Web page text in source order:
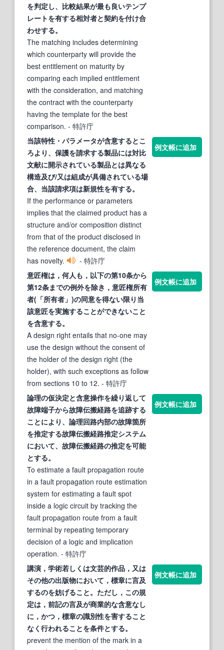
を判定し、比較結果が最も良いテンプ
レートを有する相対者と契約を付け合
わせする。
The matching includes determining
which counterparty will provide the
best entitlement on maturity by
comparing each implied entitlement
with the consideration, and matching
the contract with the counterparty
having the template for the best
comparison. - 特許庁
当該特性・パラメータが含意するとこ
ろより、保護を請求する製品には対比
文献に開示されている製品とは異なる
構造及び/又は組成が具備されている場
合、当該請求項は新規性を有する。
If the performance or parameters
implies that the claimed product has a
structure and/or composition distinct
from that of the product disclosed in
the reference document, the claim
has novelty.
- 特許庁
例文帳に追加
意匠権は，何人も，以下の第10条から
第12条までの例外を除き，意匠権所有
者(「所有者」)の同意を得ない限り当
該意匠を実施することができないこと
を含意する。
A design right entails that no-one may
use the design without the consent of
the holder of the design right (the
holder), with such exceptions as follow
from sections 10 to 12. - 特許庁
例文帳に追加
論理の仮決定と含意操作を繰り返して
故障端子から故障伝搬経路を追跡する
ことにより、論理回路内部の故障箇所
を推定する故障伝搬経路推定システム
において、故障伝搬経路の推定を可能
とする。
To estimate a fault propagation route
in a fault propagation route estimation
system for estimating a fault spot
inside a logic circuit by tracking the
fault propagation route from a fault
terminal by repeating temporary
decision of a logic and implication
operation. - 特許庁
例文帳に追加
講演，学術若しくは文芸的作品，又は
その他の出版物において，標章に言及
するのを妨げること。ただし，この規
定は，前記の言及が商業的な含意なし
に，かつ，標章の識別性を害すること
なく行われることを条件とする。
prevent the mention of the mark in a
例文帳に追加